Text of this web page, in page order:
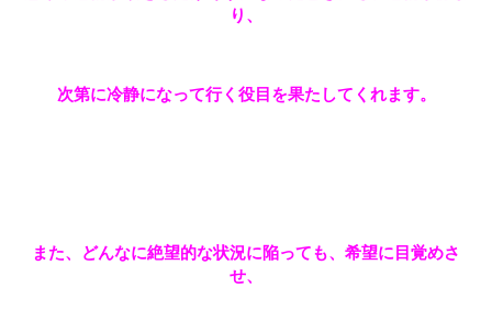
り、
次第に冷静になって行く役目を果たしてくれます。
また、どんなに絶望的な状況に陥っても、希望に目覚めさ
せ、